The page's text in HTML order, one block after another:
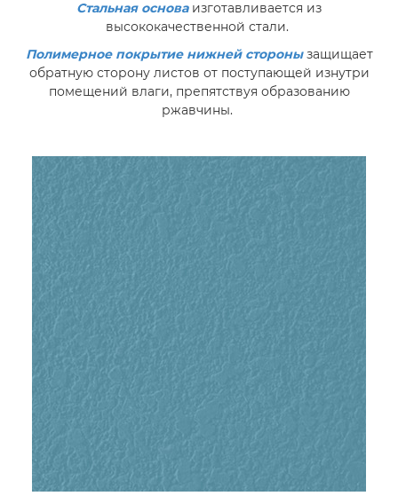
Стальная основаизготавливается из
высококачественной стали.
Полимерное покрытие нижней сторонызащищает
обратную сторону листов от поступающей изнутри
помещений влаги, препятствуя образованию
ржавчины.